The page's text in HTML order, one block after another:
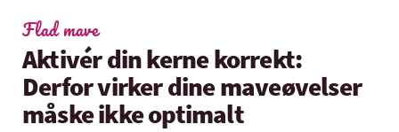
Flad mave
Aktivér din kerne korrekt:
Derfor virker dine maveøvelser
måske ikke optimalt